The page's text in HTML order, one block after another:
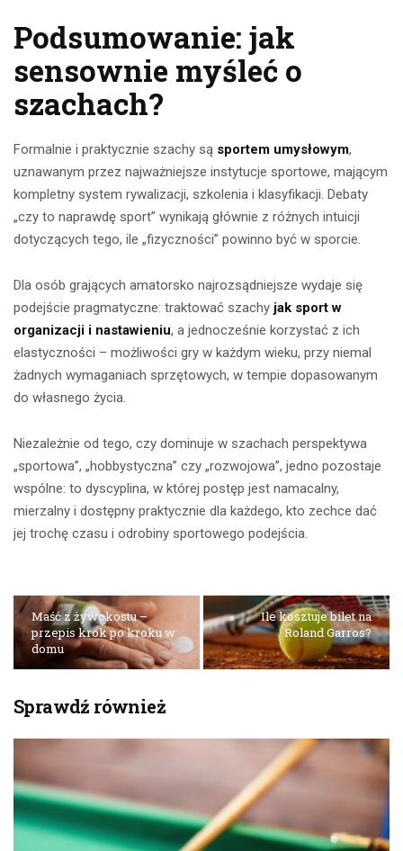
Podsumowanie: jak
sensownie myśleć o
szachach?
Formalnie i praktycznie szachy są sportem umysłowym,
uznawanym przez najważniejsze instytucje sportowe, mającym
kompletny system rywalizacji, szkolenia i klasyfikacji. Debaty
„czy to naprawdę sport” wynikają głównie z różnych intuicji
dotyczących tego, ile „fizyczności” powinno być w sporcie.
Dla osób grających amatorsko najrozsądniejsze wydaje się
podejście pragmatyczne: traktować szachy jak sport w
organizacji i nastawieniu, a jednocześnie korzystać z ich
elastyczności – możliwości gry w każdym wieku, przy niemal
żadnych wymaganiach sprzętowych, w tempie dopasowanym
do własnego życia.
Niezależnie od tego, czy dominuje w szachach perspektywa
„sportowa”, „hobbystyczna” czy „rozwojowa”, jedno pozostaje
wspólne: to dyscyplina, w której postęp jest namacalny,
mierzalny i dostępny praktycznie dla każdego, kto zechce dać
jej trochę czasu i odrobiny sportowego podejścia.
Maść z żywokostu –
przepis krok po kroku w
domu
Ile kosztuje bilet na
Roland Garros?
Sprawdź również